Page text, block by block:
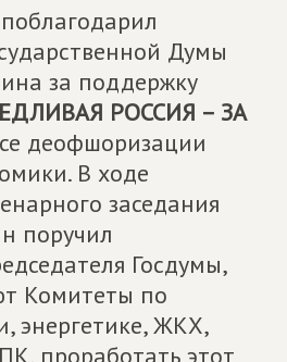
Думы
за поддержку
РОССИЯ – ЗА
деофшоризации
В ходе
заседания
поручил
Госдумы,
Комитеты по
энергетике, ЖКХ,
проработать этот